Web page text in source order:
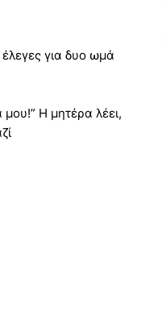
για δυο ωμά
μου!” Η μητέρα λέει,